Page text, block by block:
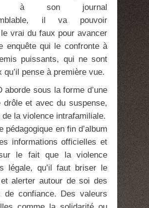
à son journal
il va pouvoir
vrai du faux pour avancer
enquête qui le confronte à
puissants, qui ne sont
qu’il pense à première vue.
aborde sous la forme d’une
drôle et avec du suspense,
de la violence intrafamiliale.
pédagogique en fin d’album
informations officielles et
le fait que la violence
légale, qu’il faut briser le
alerter autour de soi des
de confiance. Des valeurs